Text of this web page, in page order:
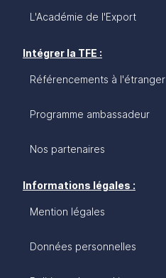
L'Académie de l'Export
Intégrer la TFE :
Référencements à l'étranger
Programme ambassadeur
Nos partenaires
Informations légales :
Mention légales
Données personnelles